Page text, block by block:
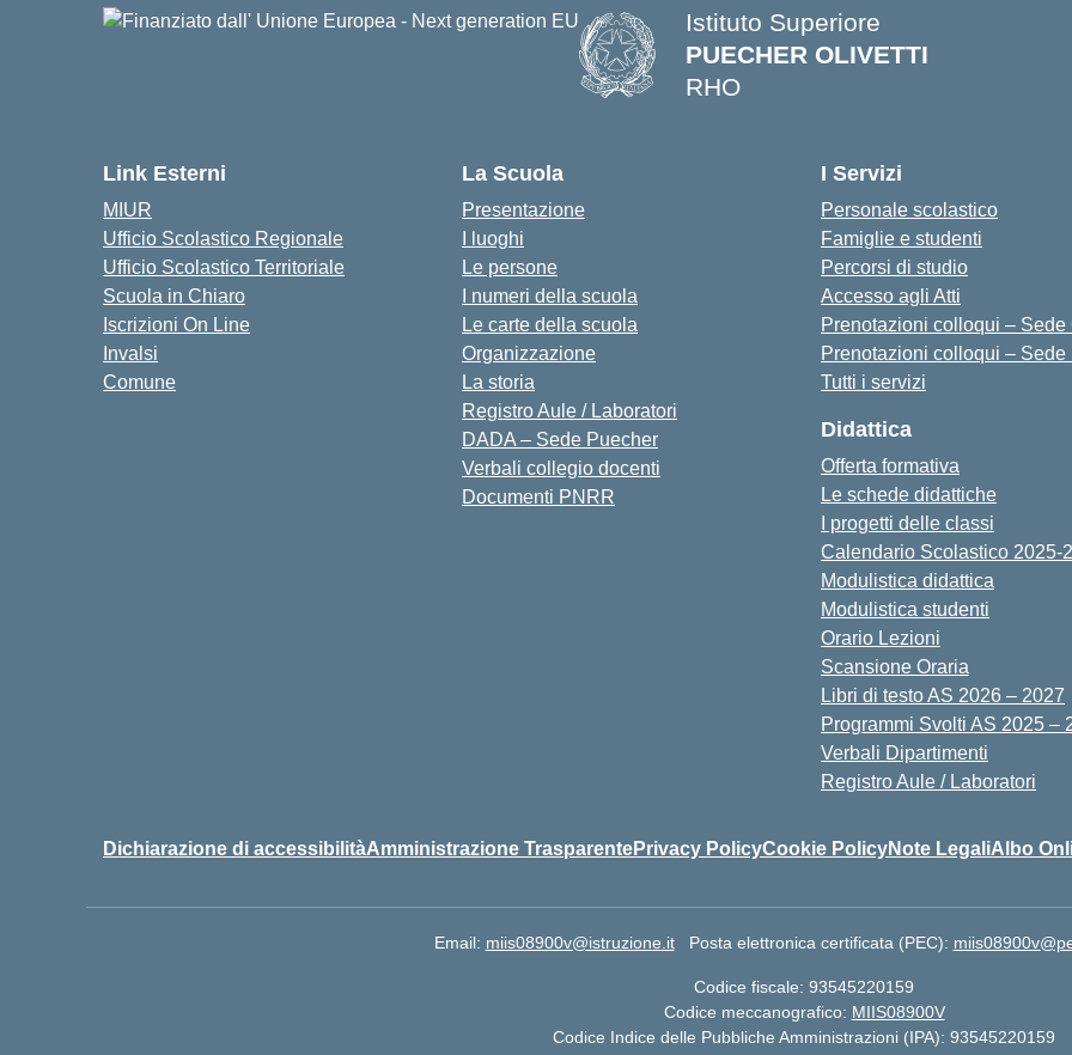
Istituto Superiore
PUECHER OLIVETTI
RHO
Link Esterni
MIUR
Ufficio Scolastico Regionale
Ufficio Scolastico Territoriale
Scuola in Chiaro
Iscrizioni On Line
Invalsi
Comune
La Scuola
Presentazione
I luoghi
Le persone
I numeri della scuola
Le carte della scuola
Organizzazione
La storia
Registro Aule / Laboratori
DADA – Sede Puecher
Verbali collegio docenti
Documenti PNRR
I Servizi
Personale scolastico
Famiglie e studenti
Percorsi di studio
Accesso agli Atti
Prenotazioni colloqui – Sede
Prenotazioni colloqui – Sede
Tutti i servizi
Didattica
Offerta formativa
Le schede didattiche
I progetti delle classi
Calendario Scolastico 2025-
Modulistica didattica
Modulistica studenti
Orario Lezioni
Scansione Oraria
Libri di testo AS 2026 – 2027
Programmi Svolti AS 2025 –
Verbali Dipartimenti
Registro Aule / Laboratori
Dichiarazione di accessibilitàAmministrazione TrasparentePrivacy PolicyCookie PolicyNote LegaliAlbo
Email: miis08900v@istruzione.it Posta elettronica certificata (PEC):
Codice fiscale: 93545220159
Codice meccanografico: MIIS08900V
Codice Indice delle Pubbliche Amministrazioni (IPA): 93545220159